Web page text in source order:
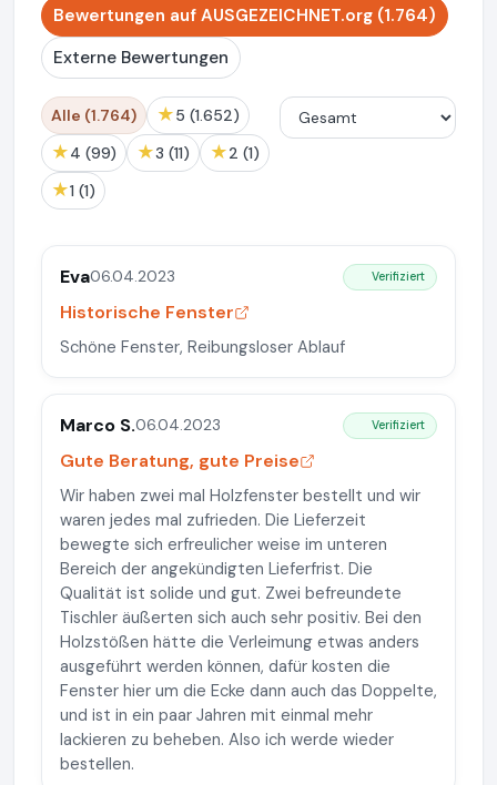
Bewertungen auf AUSGEZEICHNET.org (1.764)
Externe Bewertungen
Alle (1.764) ★ 5 (1.652)
★ 4 (99) ★ 3 (11) ★ 2 (1)
★ 1 (1)
Eva06.04.2023 Verifiziert
Historische Fenster
Schöne Fenster, Reibungsloser Ablauf
Marco S.06.04.2023 Verifiziert
Gute Beratung, gute Preise
Wir haben zwei mal Holzfenster bestellt und wir
waren jedes mal zufrieden. Die Lieferzeit
bewegte sich erfreulicher weise im unteren
Bereich der angekündigten Lieferfrist. Die
Qualität ist solide und gut. Zwei befreundete
Tischler äußerten sich auch sehr positiv. Bei den
Holzstößen hätte die Verleimung etwas anders
ausgeführt werden können, dafür kosten die
Fenster hier um die Ecke dann auch das Doppelte,
und ist in ein paar Jahren mit einmal mehr
lackieren zu beheben. Also ich werde wieder
bestellen.